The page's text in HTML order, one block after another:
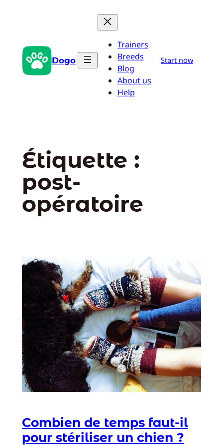
Dogo
Trainers
Breeds
Blog
About us
Help
Start now
Étiquette :
post-
opératoire
Combien de temps faut-il
pour stériliser un chien ?